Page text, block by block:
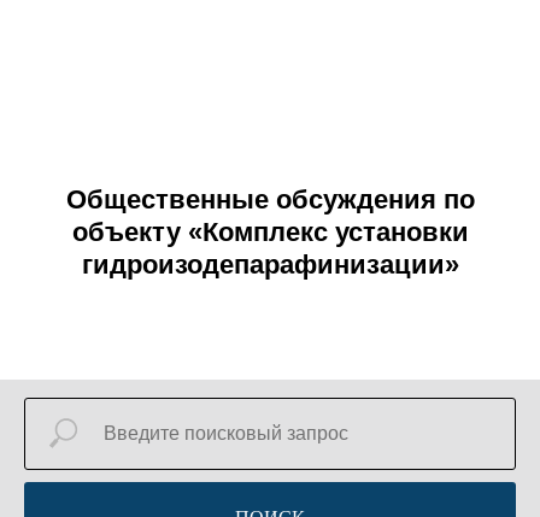
Общественные обсуждения по
объекту «Комплекс установки
гидроизодепарафинизации»